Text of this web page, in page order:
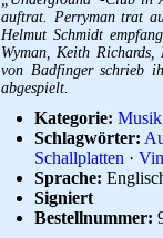
auftrat. Perryman trat
Helmut Schmidt
Wyman, Keith
von Badfinger schrieb
abgespielt.
Kategorie:
Schlagwörter:
Schallplatten ·
Sprache:
Signiert
Bestellnummer: